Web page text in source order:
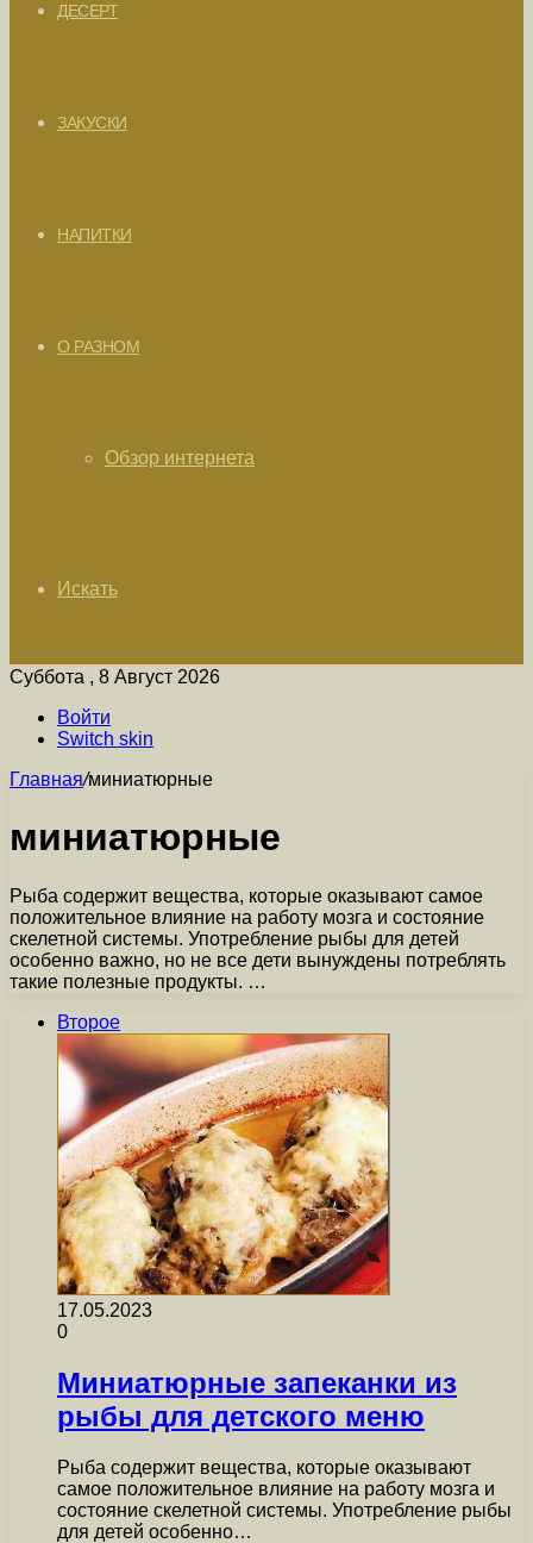
ДЕСЕРТ
ЗАКУСКИ
НАПИТКИ
О РАЗНОМ
Обзор интернета
Искать
Суббота , 8 Август 2026
Войти
Switch skin
Главная/миниатюрные
миниатюрные
Рыба содержит вещества, которые оказывают самое
положительное влияние на работу мозга и состояние
скелетной системы. Употребление рыбы для детей
особенно важно, но не все дети вынуждены потреблять
такие полезные продукты. …
Второе
17.05.2023
0
Миниатюрные запеканки из
рыбы для детского меню
Рыба содержит вещества, которые оказывают
самое положительное влияние на работу мозга и
состояние скелетной системы. Употребление рыбы
для детей особенно…